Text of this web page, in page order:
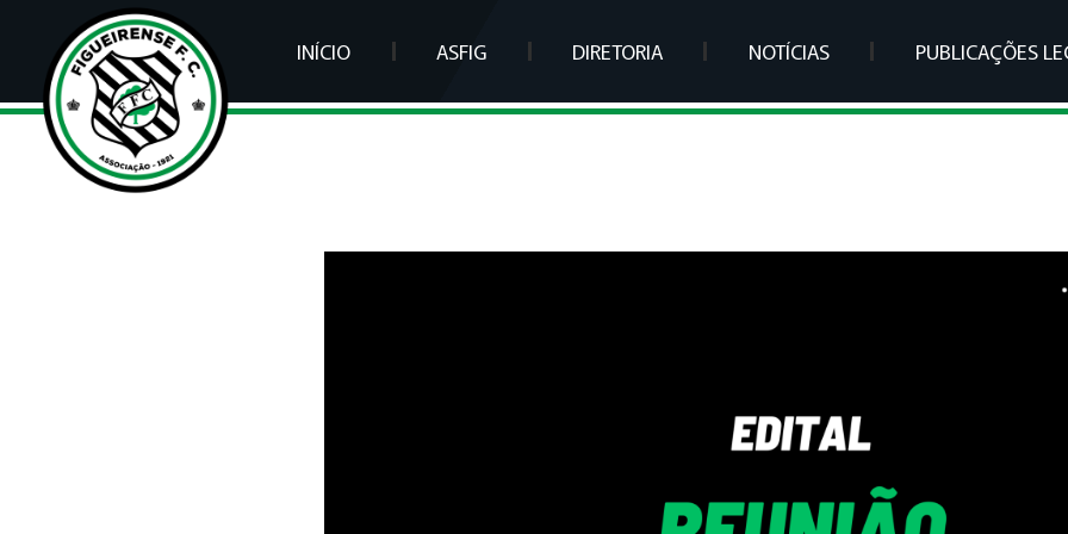
INÍCIO ASFIG DIRETORIA NOTÍCIAS PUBLICAÇÕES